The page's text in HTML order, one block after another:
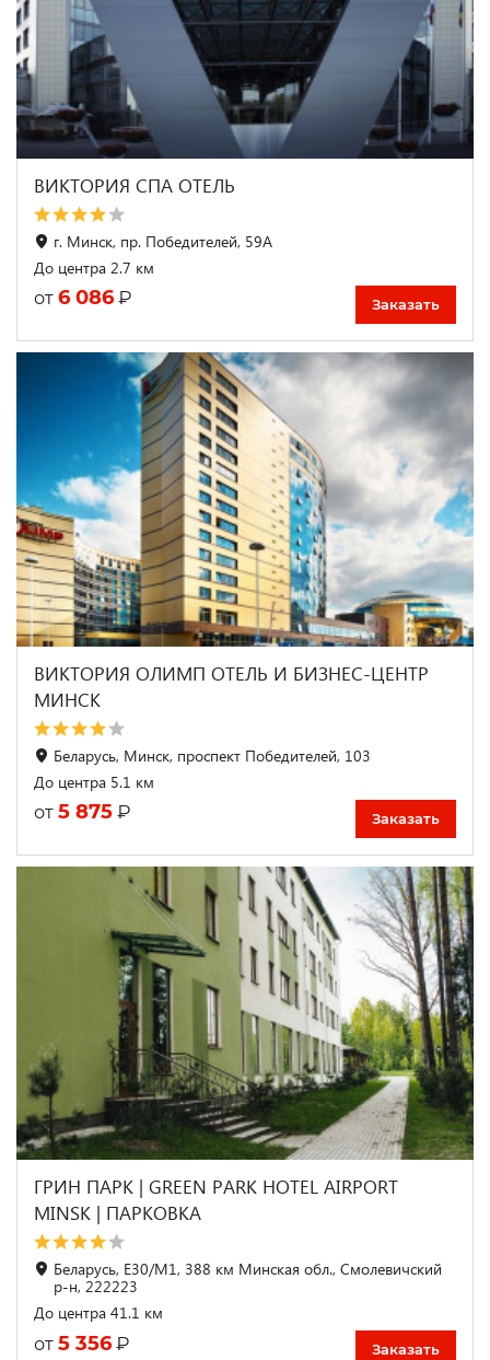
ВИКТОРИЯ CПА ОТЕЛЬ
г. Минск, пр. Победителей, 59А
До центра 2.7 км
от 6 086 ₽ Заказать
ВИКТОРИЯ ОЛИМП ОТЕЛЬ И БИЗНЕС-ЦЕНТР
МИНСК
Беларусь, Минск, проспект Победителей, 103
До центра 5.1 км
от 5 875 ₽ Заказать
ГРИН ПАРК | GREEN PARK HOTEL AIRPORT
MINSK | ПАРКОВКА
Беларусь, E30/M1, 388 км Минская обл., Смолевичский
р-н, 222223
До центра 41.1 км
от 5 356 ₽ Заказать